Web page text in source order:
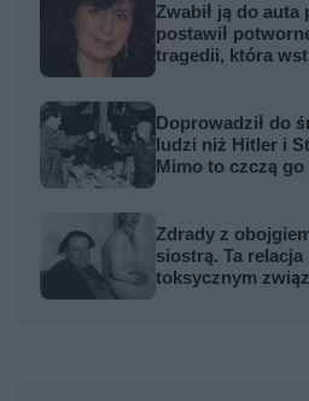
Zwabił ją do auta
postawił
tragedii, która
Doprowadził do
ludzi niż Hitler i
Mimo to czczą
Zdrady z
siostrą. Ta relacja
toksycznym